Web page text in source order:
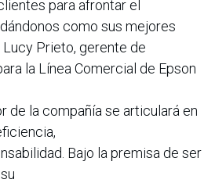
para afrontar el
como sus mejores
Lucy Prieto, gerente de
la Línea Comercial de Epson
de la compañía se articulará en
Bajo la premisa de ser